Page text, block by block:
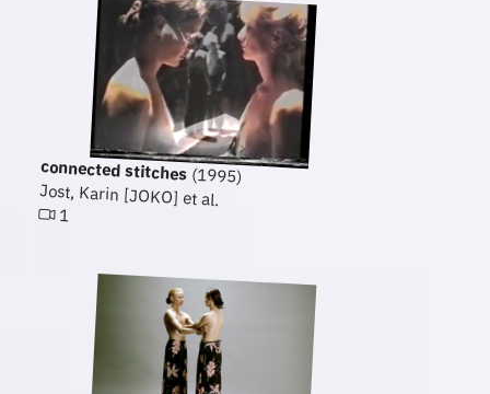
connected stitches(1995)
Jost, Karin [JOKO] et al.
1